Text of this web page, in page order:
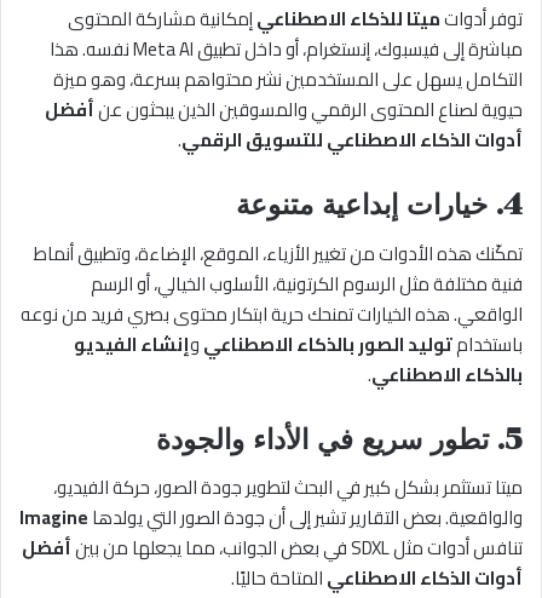
توفر أدواتميتا للذكاء الاصطناعيإمكانية مشاركة المحتوى
مباشرة إلى فيسبوك، إنستغرام، أو داخل تطبيق Meta AI نفسه. هذا
التكامل يسهل على المستخدمين نشر محتواهم بسرعة، وهو ميزة
حيوية لصناع المحتوى الرقمي والمسوقين الذين يبحثون عنأفضل
أدوات الذكاء الاصطناعي للتسويق الرقمي.
4. خيارات إبداعية متنوعة
تمكّنك هذه الأدوات من تغيير الأزياء، الموقع، الإضاءة، وتطبيق أنماط
فنية مختلفة مثل الرسوم الكرتونية، الأسلوب الخيالي، أو الرسم
الواقعي. هذه الخيارات تمنحك حرية ابتكار محتوى بصري فريد من نوعه
باستخدامتوليد الصور بالذكاء الاصطناعيوإنشاء الفيديو
بالذكاء الاصطناعي.
5. تطور سريع في الأداء والجودة
ميتا تستثمر بشكل كبير في البحث لتطوير جودة الصور، حركة الفيديو،
والواقعية. بعض التقارير تشير إلى أن جودة الصور التي يولدهاImagine
تنافس أدوات مثل SDXL في بعض الجوانب، مما يجعلها من بين
أفضل
أدوات الذكاء الاصطناعيالمتاحة حاليًا.